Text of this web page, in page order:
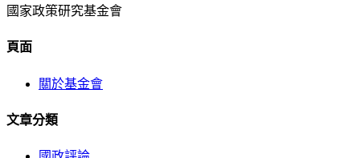
國家政策研究基金會
頁面
關於基金會
文章分類